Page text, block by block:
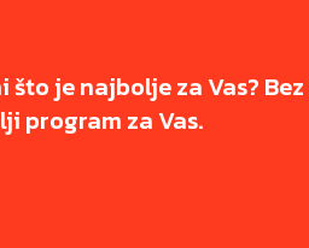
je najbolje za Vas?
program za Vas.